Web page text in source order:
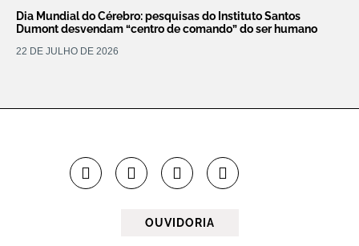
Dia Mundial do Cérebro: pesquisas do Instituto Santos
Dumont desvendam “centro de comando” do ser humano
22 DE JULHO DE 2026
OUVIDORIA